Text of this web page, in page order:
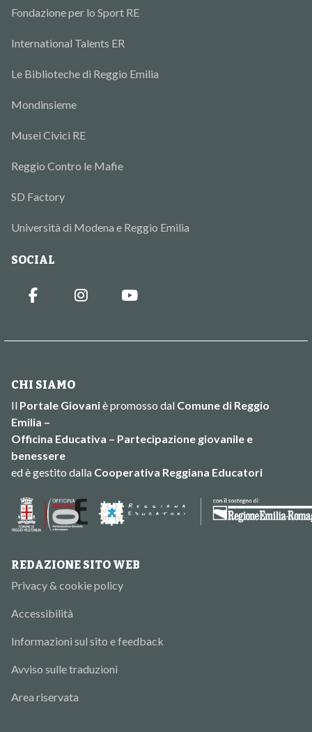
Fondazione per lo Sport RE
International Talents ER
Le Biblioteche di Reggio Emilia
Mondinsieme
Musei Civici RE
Reggio Contro le Mafie
SD Factory
Università di Modena e Reggio Emilia
SOCIAL
CHI SIAMO
Il Portale Giovaniè promosso dal Comune di Reggio
Emilia –
Officina Educativa – Partecipazione giovanile e
benessere
ed è gestito dalla Cooperativa Reggiana Educatori
REDAZIONE SITO WEB
Privacy & cookie policy
Accessibilità
Informazioni sul sito e feedback
Avviso sulle traduzioni
Area riservata